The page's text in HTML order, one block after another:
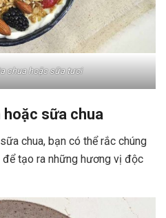
chua hoặc sữa tươi
hoặc sữa chua
chua, bạn có thể rắc chúng
tạo ra những hương vị độc